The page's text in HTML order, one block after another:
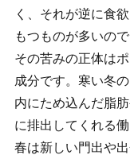
く、それが逆に食
もつものが多いの
その苦みの正体は
成分です。寒い冬
内にため込んだ脂
に排出してくれる
春は新しい門出や